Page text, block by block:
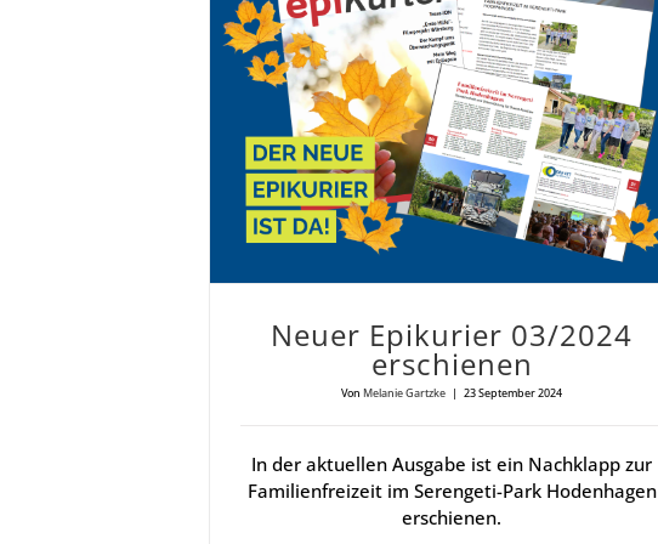
Neu­er Epi­ku­rier 03/2024
erschie­nen
Von Melanie Gartzke | 23 September 2024
In der aktuellen Ausgabe ist ein Nachklapp zur
Familienfreizeit im Serengeti-Park Hodenhagen
erschienen.